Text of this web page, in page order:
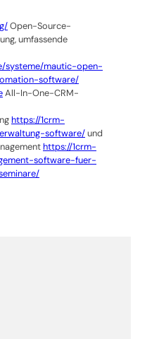
Open-Source-
umfassende
systeme/mautic-open-
software/
All-In-One-CRM-
https://1crm-
software/und
https://1crm-
software-fuer-